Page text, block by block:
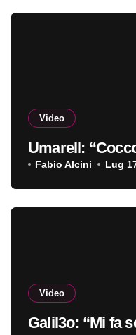
Video
Umarell:
Fabio Alcini Lug
Video
Galil3o: “Mi fa